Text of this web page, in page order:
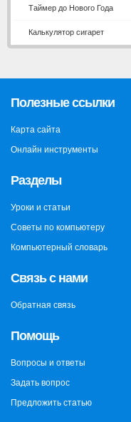
Таймер до Нового Года
Калькулятор сигарет
Полезные ссылки
Карта сайта
Онлайн инструменты
Разделы
Уроки и статьи
Советы по компьютеру
Компьютерный словарь
Связь с нами
Обратная связь
Помощь
Вопросы и ответы
Задать вопрос
Предложить статью